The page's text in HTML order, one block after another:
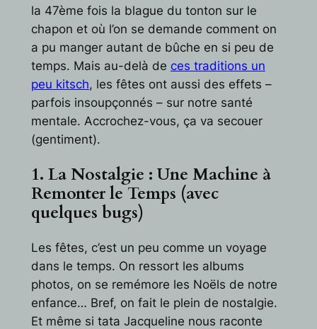
la 47ème fois la blague du tonton sur le
chapon et où l’on se demande comment on
a pu manger autant de bûche en si peu de
temps. Mais au-delà de ces traditions un
peu kitsch, les fêtes ont aussi des effets –
parfois insoupçonnés – sur notre santé
mentale. Accrochez-vous, ça va secouer
(gentiment).
1. La Nostalgie : Une Machine à
Remonter le Temps (avec
quelques bugs)
Les fêtes, c’est un peu comme un voyage
dans le temps. On ressort les albums
photos, on se remémore les Noëls de notre
enfance… Bref, on fait le plein de nostalgie.
Et même si tata Jacqueline nous raconte